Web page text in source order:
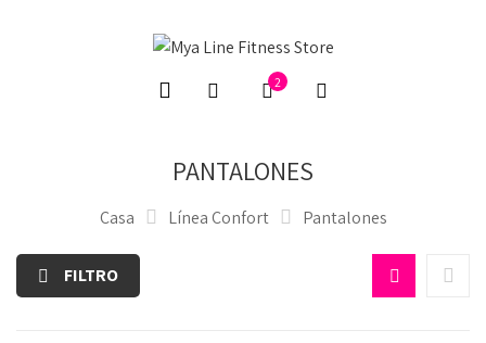
2
PANTALONES
Casa Línea Confort Pantalones
FILTRO